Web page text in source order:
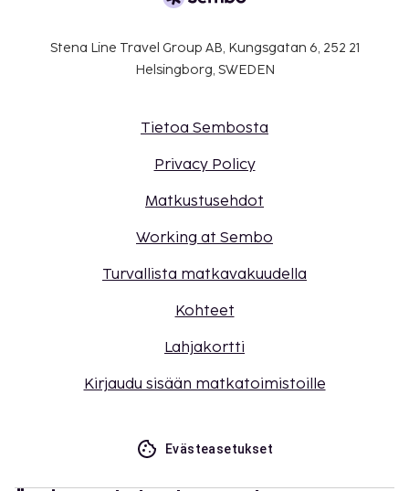
Stena Line Travel Group AB, Kungsgatan 6, 252 21
Helsingborg, SWEDEN
Tietoa Sembosta
Privacy Policy
Matkustusehdot
Working at Sembo
Turvallista matkavakuudella
Kohteet
Lahjakortti
Kirjaudu sisään matkatoimistoille
Evästeasetukset